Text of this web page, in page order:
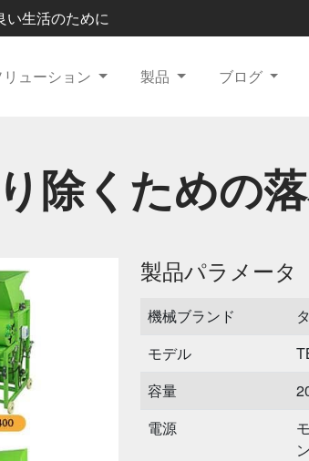
い生活のために
リューション 製品 ブログ
除くための
製品パラメータ
機械ブランド
モデル
容量
電源
ン